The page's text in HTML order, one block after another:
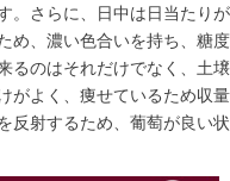
。さらに、日中は日当たりが
め、濃い色合いを持ち、糖度
るのはそれだけでなく、土壌
がよく、痩せているため収量
反射するため、葡萄が良い状